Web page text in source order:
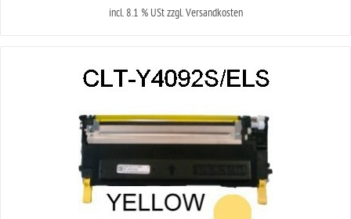
incl. 8.1 % USt zzgl. Versandkosten